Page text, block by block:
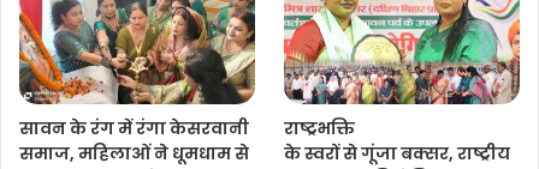
सावन के रंग में रंगा केसरवानी
समाज, महिलाओं ने धूमधाम से
राष्ट्रभक्ति
के स्वरों से गूंजा बक्सर, राष्ट्रीय